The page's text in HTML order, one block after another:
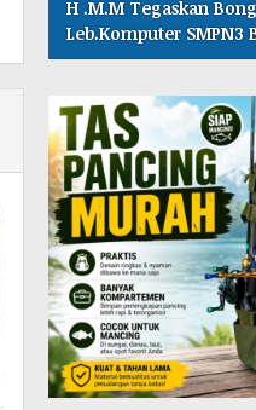
H .M.M Tegaskan
Leb.Komputer SMPN3